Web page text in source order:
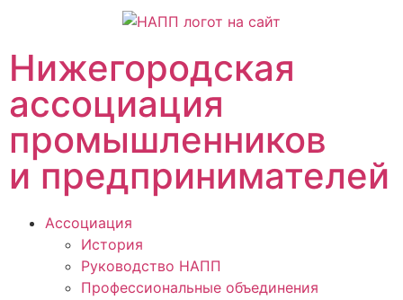
Нижегородская
ассоциация
промышленников
и предпринимателей
Ассоциация
История
Руководство НАПП
Профессиональные объединения